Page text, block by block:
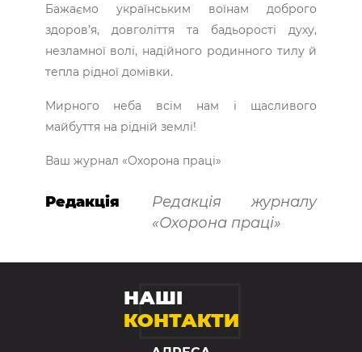
Бажаємо українським воїнам доброго
здоров’я, довголіття та бадьорості духу,
незламної волі, надійного родинного тилу й
тепла рідної домівки.
Мирного неба всім нам і щасливого
майбуття на рідній землі!
Ваш журнал «Охорона праці»
Редакція
Редакція журналу
«Охорона праці»
НАШІ
КОНТАКТИ